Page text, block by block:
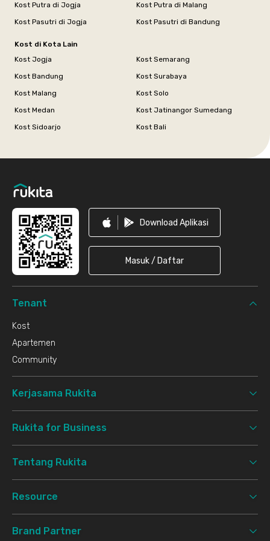
Kost Putra di Jogja
Kost Putra di Malang
Kost Pasutri di Jogja
Kost Pasutri di Bandung
Kost di Kota Lain
Kost Jogja
Kost Semarang
Kost Bandung
Kost Surabaya
Kost Malang
Kost Solo
Kost Medan
Kost Jatinangor Sumedang
Kost Sidoarjo
Kost Bali
Download Aplikasi
Masuk / Daftar
Tenant
Kost
Apartemen
Community
Kerjasama Rukita
Rukita for Business
Tentang Rukita
Resource
Brand Partner